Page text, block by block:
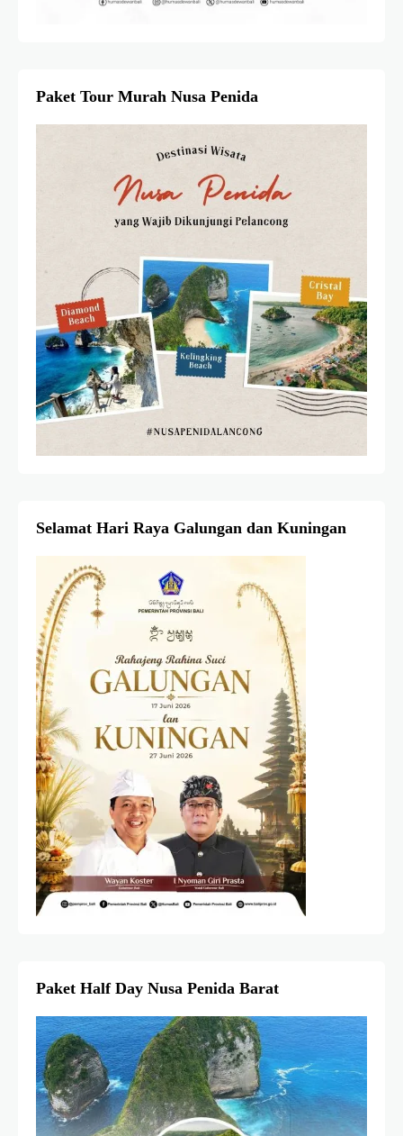
Paket Tour Murah Nusa Penida
Selamat Hari Raya Galungan dan Kuningan
Paket Half Day Nusa Penida Barat